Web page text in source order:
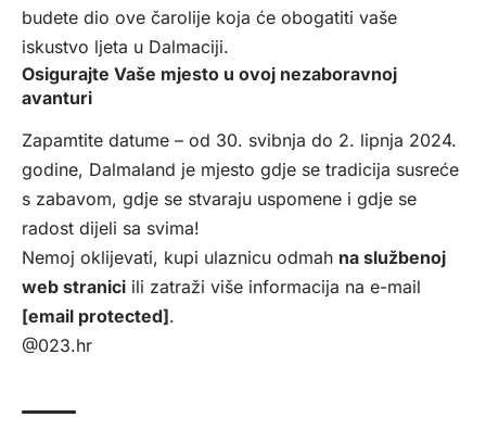
budete dio ove čarolije koja će obogatiti vaše
iskustvo ljeta u Dalmaciji.
Osigurajte Vaše mjesto u ovoj nezaboravnoj
avanturi
Zapamtite datume – od 30. svibnja do 2. lipnja 2024.
godine, Dalmaland je mjesto gdje se tradicija susreće
s zabavom, gdje se stvaraju uspomene i gdje se
radost dijeli sa svima!
Nemoj oklijevati, kupi ulaznicu odmah na službenoj
web stranici ili zatraži više informacija na e-mail
[email protected].
@023.hr